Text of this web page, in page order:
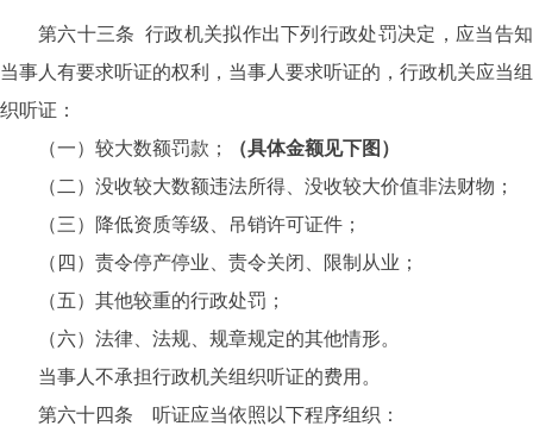
第六十三条 行政机关拟作出下列行政处罚决定，应当告知
当事人有要求听证的权利，当事人要求听证的，行政机关应当组
织听证：
（一）较大数额罚款；
（具体金额见下图）
（二）没收较大数额违法所得、没收较大价值非法财物；
（三）降低资质等级、吊销许可证件；
（四）责令停产停业、责令关闭、限制从业；
（五）其他较重的行政处罚；
（六）法律、法规、规章规定的其他情形。
当事人不承担行政机关组织听证的费用。
第六十四条 听证应当依照以下程序组织：